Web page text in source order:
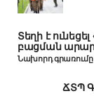
Տեղի է
բացման
Նախորդ գրառումը
ՃՏՊ